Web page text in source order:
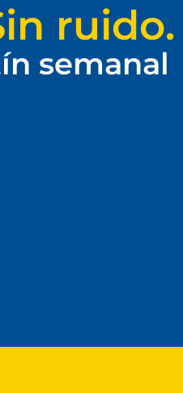
ruido.
semanal